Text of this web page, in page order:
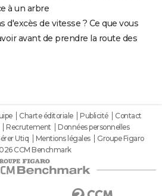
à un arbre
d'excès de vitesse ? Ce que vous
avant de prendre la route des
Charte éditoriale Publicité
Contact
Recrutement
Données personnelles
Utiq Mentions légales
Groupe Figaro
CCM Benchmark